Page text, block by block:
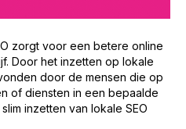
zorgt voor een betere online
Door het inzetten op lokale
door de mensen die op
of diensten in een bepaalde
inzetten van lokale SEO